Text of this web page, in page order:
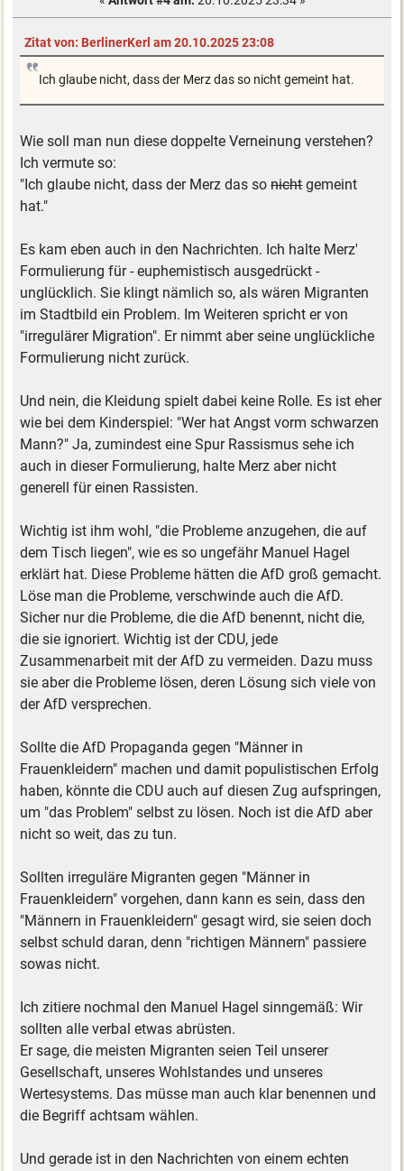
Zitat von: BerlinerKerl am 20.10.2025 23:08
Ich glaube nicht, dass der Merz das so nicht gemeint hat.
Wie soll man nun diese doppelte Verneinung verstehen?
Ich vermute so:
"Ich glaube nicht, dass der Merz das sonichtgemeint
hat."
Es kam eben auch in den Nachrichten. Ich halte Merz'
Formulierung für - euphemistisch ausgedrückt -
unglücklich. Sie klingt nämlich so, als wären Migranten
im Stadtbild ein Problem. Im Weiteren spricht er von
"irregulärer Migration". Er nimmt aber seine unglückliche
Formulierung nicht zurück.
Und nein, die Kleidung spielt dabei keine Rolle. Es ist eher
wie bei dem Kinderspiel: "Wer hat Angst vorm schwarzen
Mann?" Ja, zumindest eine Spur Rassismus sehe ich
auch in dieser Formulierung, halte Merz aber nicht
generell für einen Rassisten.
Wichtig ist ihm wohl, "die Probleme anzugehen, die auf
dem Tisch liegen", wie es so ungefähr Manuel Hagel
erklärt hat. Diese Probleme hätten die AfD groß gemacht.
Löse man die Probleme, verschwinde auch die AfD.
Sicher nur die Probleme, die die AfD benennt, nicht die,
die sie ignoriert. Wichtig ist der CDU, jede
Zusammenarbeit mit der AfD zu vermeiden. Dazu muss
sie aber die Probleme lösen, deren Lösung sich viele von
der AfD versprechen.
Sollte die AfD Propaganda gegen "Männer in
Frauenkleidern" machen und damit populistischen Erfolg
haben, könnte die CDU auch auf diesen Zug aufspringen,
um "das Problem" selbst zu lösen. Noch ist die AfD aber
nicht so weit, das zu tun.
Sollten irreguläre Migranten gegen "Männer in
Frauenkleidern" vorgehen, dann kann es sein, dass den
"Männern in Frauenkleidern" gesagt wird, sie seien doch
selbst schuld daran, denn "richtigen Männern" passiere
sowas nicht.
Ich zitiere nochmal den Manuel Hagel sinngemäß: Wir
sollten alle verbal etwas abrüsten.
Er sage, die meisten Migranten seien Teil unserer
Gesellschaft, unseres Wohlstandes und unseres
Wertesystems. Das müsse man auch klar benennen und
die Begriff achtsam wählen.
Und gerade ist in den Nachrichten von einem echten